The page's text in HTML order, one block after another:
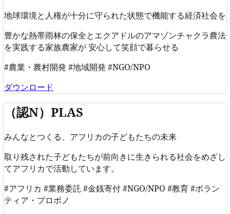
地球環境と人権が十分に守られた状態で機能する経済社会を
豊かな熱帯雨林の保全とエクアドルのアマゾンチャクラ農法
を実践する家族農家が 安心して笑顔で暮らせる
#農業・農村開発 #地域開発 #NGO/NPO
ダウンロード
（認N）PLAS
みんなとつくる、アフリカの子どもたちの未来
取り残された子どもたちが前向きに生きられる社会をめざし
てアフリカで活動しています。
#アフリカ #業務委託 #金銭寄付#NGO/NPO #教育#ボラン
ティア・プロボノ